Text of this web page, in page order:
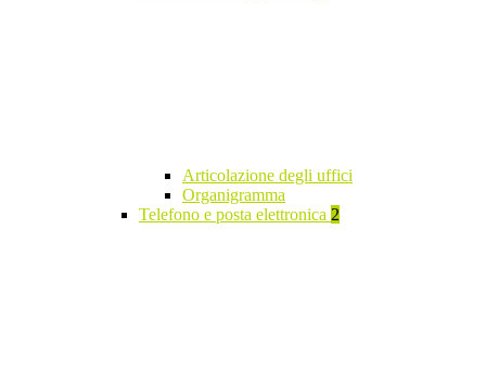
Articolazione degli uffici
Organigramma
Telefono e posta elettronica 2